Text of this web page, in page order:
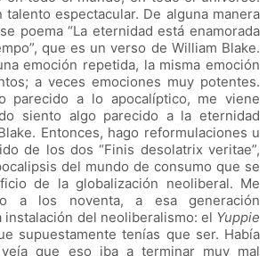
talento espectacular. De alguna manera
poema “La eternidad está enamorada
que es un verso de William Blake.
emoción repetida, la misma emoción
a veces emociones muy potentes.
parecido a lo apocalíptico, me viene
siento algo parecido a la eternidad
Entonces, hago reformulaciones u
de los dos “Finis desolatrix veritae”,
del mundo de consumo que se
de la globalización neoliberal. Me
a los noventa, a esa generación
instalación del neoliberalismo: el Yuppie
supuestamente tenías que ser. Había
que eso iba a terminar muy mal